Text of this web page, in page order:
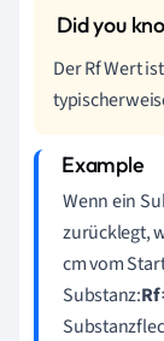
Der Rf Wert
Wenn ein
zurücklegt,
cm vom
Substanz:Rf